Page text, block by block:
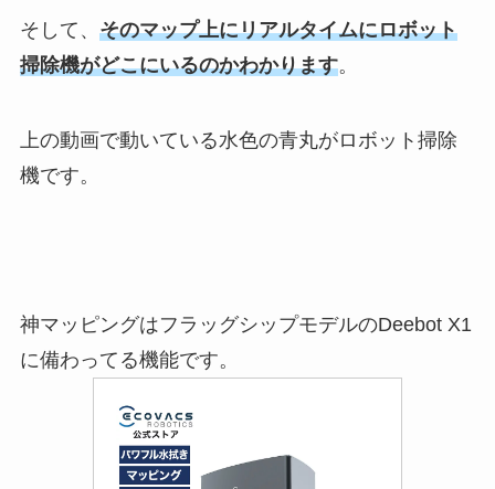
そして、 そのマップ上にリアルタイムにロボット
掃除機がどこにいるのかわかります。
上の動画で動いている水色の青丸がロボット掃除
機です。
神マッピングはフラッグシップモデルのDeebot X1
に備わってる機能です。